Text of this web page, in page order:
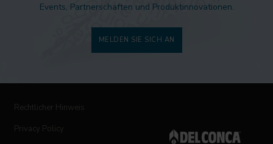
Events, Partnerschaften und Produktinnovationen.
MELDEN SIE SICH AN
Rechtlicher Hinweis
Privacy Policy